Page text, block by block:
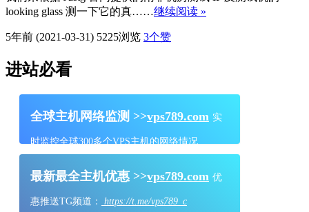
looking glass 测一下它的真……继续阅读 »
5年前 (2021-03-31) 5225浏览 3个赞
进站必看
全球主机网络监测 >>vps789.com 实
时监控全球300多个VPS主机的网络情况
最新最全主机优惠 >>vps789.com 优
惠推送TG频道：
https://t.me/vps789_c